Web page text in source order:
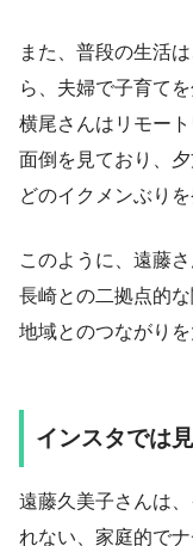
また、普段の生活
ら、夫婦で子育て
横尾さんはリモー
面倒を見ており、
どのイクメンぶり
このように、遠藤
長崎との二拠点的
地域とのつながり
インスタでは
遠藤久美子さんは
れない、家庭的で